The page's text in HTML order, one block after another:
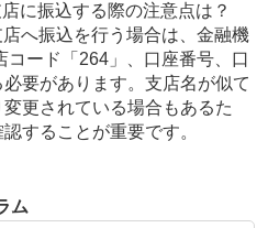
に振込する際の注意点は？
へ振込を行う場合は、金融機
コード「264」、口座番号、口
要があります。支店名が似て
更されている場合もあるた
することが重要です。
ム